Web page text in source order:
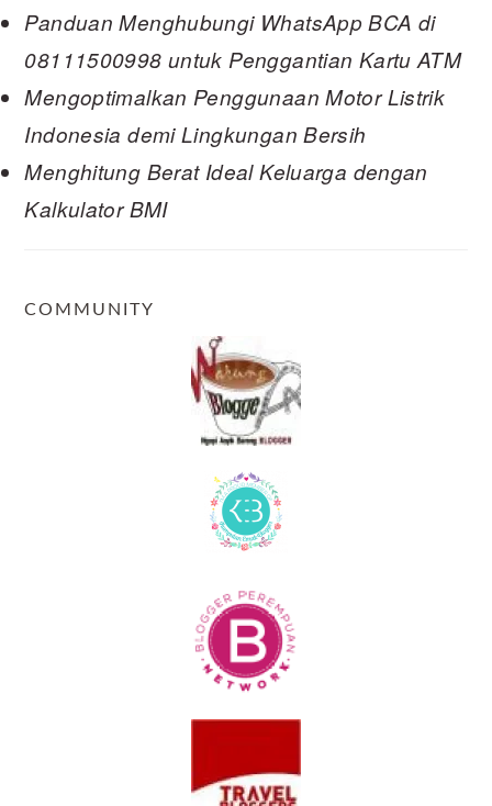
Panduan Menghubungi WhatsApp BCA di
08111500998 untuk Penggantian Kartu ATM
Mengoptimalkan Penggunaan Motor Listrik
Indonesia demi Lingkungan Bersih
Menghitung Berat Ideal Keluarga dengan
Kalkulator BMI
COMMUNITY